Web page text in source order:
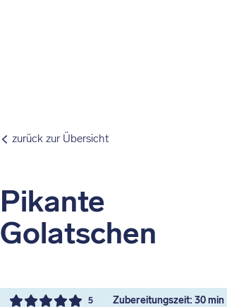
zurück zur Übersicht
Pikante
Golatschen
5 Zubereitungszeit: 30 min